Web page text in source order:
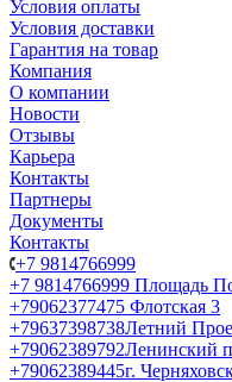
Условия оплаты
Условия доставки
Гарантия на товар
Компания
О компании
Новости
Отзывы
Карьера
Контакты
Партнеры
Документы
Контакты
+7 9814766999
+7 9814766999 Площадь
+79062377475 Флотская 3
+79637398738Летний
+79062389792Ленинский
+79062389445г.